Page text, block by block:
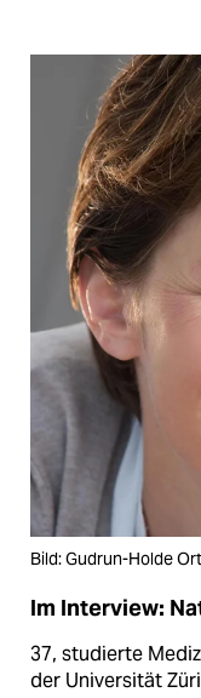
Bild: Gudrun-Holde
Im Interview:
37, studierte
der Universität